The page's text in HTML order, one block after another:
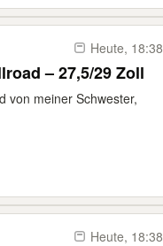
Heute, 18:38
– 27,5/29 Zoll
von meiner Schwester,
Heute, 18:38